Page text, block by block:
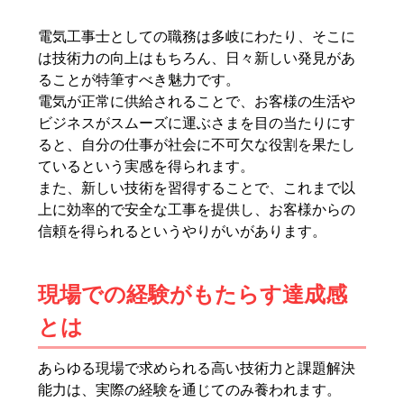
電気工事士としての職務は多岐にわたり、そこに
は技術力の向上はもちろん、日々新しい発見があ
ることが特筆すべき魅力です。
電気が正常に供給されることで、お客様の生活や
ビジネスがスムーズに運ぶさまを目の当たりにす
ると、自分の仕事が社会に不可欠な役割を果たし
ているという実感を得られます。
また、新しい技術を習得することで、これまで以
上に効率的で安全な工事を提供し、お客様からの
信頼を得られるというやりがいがあります。
現場での経験がもたらす達成感
とは
あらゆる現場で求められる高い技術力と課題解決
能力は、実際の経験を通じてのみ養われます。